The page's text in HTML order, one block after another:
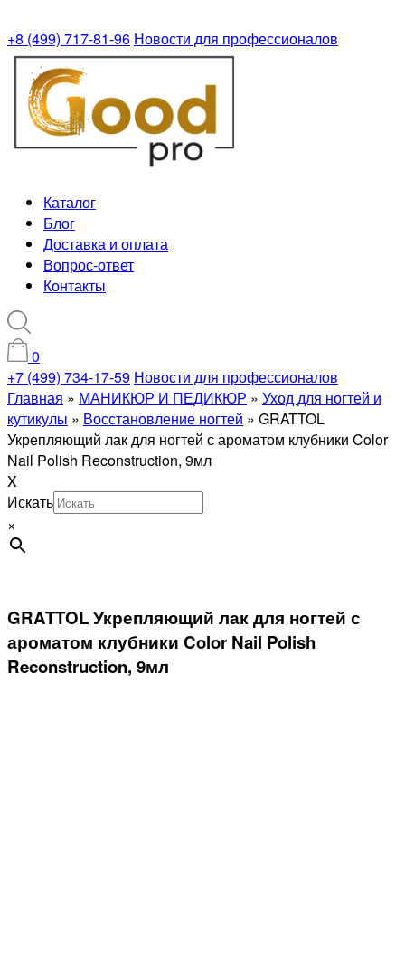
+8 (499) 717-81-96 Новости для профессионалов
Каталог
Блог
Доставка и оплата
Вопрос-ответ
Контакты
0
+7 (499) 734-17-59 Новости для профессионалов
Главная » МАНИКЮР И ПЕДИКЮР » Уход для ногтей и
кутикулы » Восстановление ногтей » GRATTOL
Укрепляющий лак для ногтей с ароматом клубники Color
Nail Polish Reconstruction, 9мл
X
Искать
×
GRATTOL Укрепляющий лак для ногтей с
ароматом клубники Color Nail Polish
Reconstruction, 9мл